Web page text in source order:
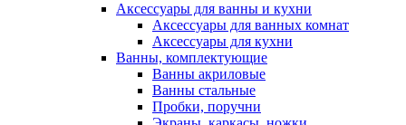
Аксессуары для ванны и кухни
Аксессуары для ванных комнат
Аксессуары для кухни
Ванны, комплектующие
Ванны акриловые
Ванны стальные
Пробки, поручни